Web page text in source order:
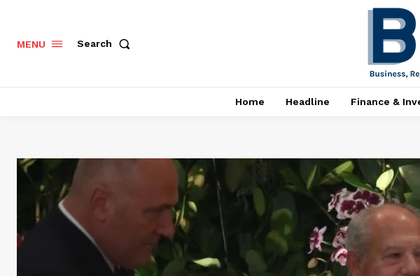
MENU Search
Home Headline Finance &